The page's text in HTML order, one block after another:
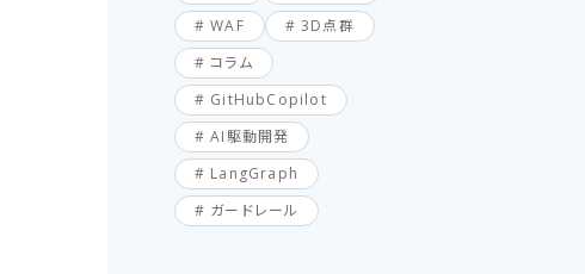
WAF
3D点群
コラム
GitHubCopilot
AI駆動開発
LangGraph
ガードレール